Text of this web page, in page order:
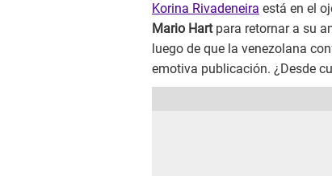
Korina Rivadeneira está en el
Mario Hart para retornar a su
luego de que la venezolana
emotiva publicación. ¿Desde